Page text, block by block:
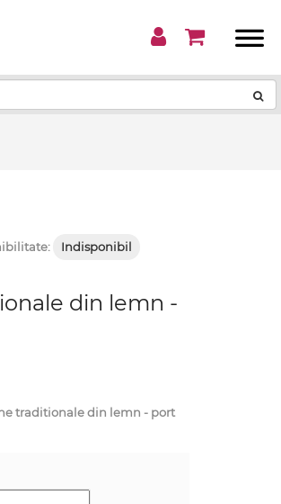
Indisponibil
din lemn -
traditionale din lemn - port